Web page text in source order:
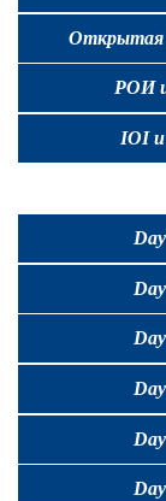
Открытая
РОИ
IOI